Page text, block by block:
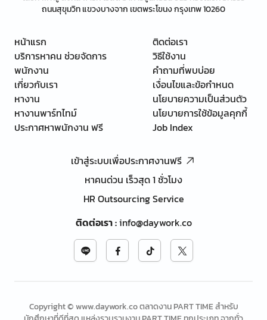
ถนนสุขุมวิท แขวงบางจาก เขตพระโขนง กรุงเทพ 10260
หน้าแรก
บริการหาคน ช่วยจัดการ
พนักงาน
เกี่ยวกับเรา
หางาน
หางานพาร์ทไทม์
ประกาศหาพนักงาน ฟรี
ติดต่อเรา
วิธีใช้งาน
คำถามที่พบบ่อย
เงื่อนไขและข้อกำหนด
นโยบายความเป็นส่วนตัว
นโยบายการใช้ข้อมูลคุกกี้
Job Index
เข้าสู่ระบบเพื่อประกาศงานฟรี
หาคนด่วน เร็วสุด 1 ชั่วโมง
HR Outsourcing Service
ติดต่อเรา:info@daywork.co
Copyright © www.daywork.co ตลาดงาน PART TIME สำหรับ